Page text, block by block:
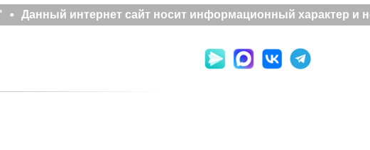
Данный интернет сайт носит информационный характер и